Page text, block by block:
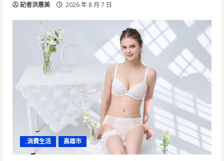
記者洪惠美 2026 年 8 月 7 日
.消費生活 高雄市